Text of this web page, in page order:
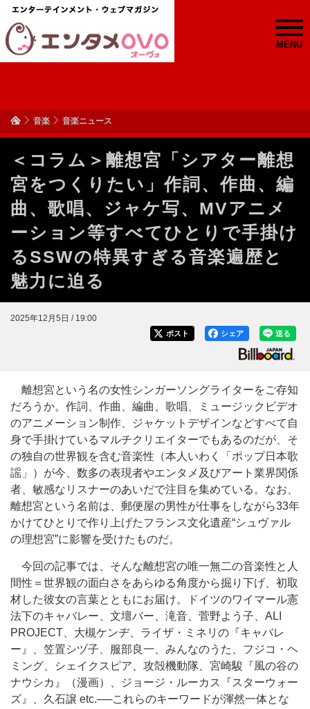
MENU
音楽 音楽ニュース
＜コラム＞離想宮「シアター離想
宮をつくりたい」作詞、作曲、編
曲、歌唱、ジャケ写、MVアニメ
ーション等すべてひとりで手掛け
るSSWの特異すぎる音楽遍歴と
魅力に迫る
2025年12月5日 / 19:00
送る
シェア
ポスト
離想宮という名の女性シンガーソングライターをご存知
だろうか。作詞、作曲、編曲、歌唱、ミュージックビデオ
のアニメーション制作、ジャケットデザインなどすべて自
身で手掛けているマルチクリエイターでもあるのだが、そ
の独自の世界観を含む音楽性（本人いわく「ポップ日本歌
謡」）が今、数多の表現者やエンタメ及びアート業界関係
者、敏感なリスナーのあいだで注目を集めている。なお、
離想宮という名前は、郵便屋の男性が仕事をしながら33年
かけてひとりで作り上げたフランス文化遺産“シュヴァル
の理想宮”に影響を受けたものだ。
今回の記事では、そんな離想宮の唯一無二の音楽性と人
間性＝世界観の面白さをあらゆる角度から掘り下げ、初取
材した彼女の言葉とともにお届け。ドイツのワイマール憲
法下のキャバレー、文壇バー、滝音、菅野よう子、ALI
PROJECT、大槻ケンヂ、ライザ・ミネリの『キャバレ
ー』、笠置シヅ子、服部良一、みんなのうた、フジコ・ヘ
ミング、シェイクスピア、攻殻機動隊、宮崎駿『風の谷の
ナウシカ』（漫画）、ジョージ・ルーカス『スターウォー
ズ』、久石譲 etc.──これらのキーワードが渾然一体とな